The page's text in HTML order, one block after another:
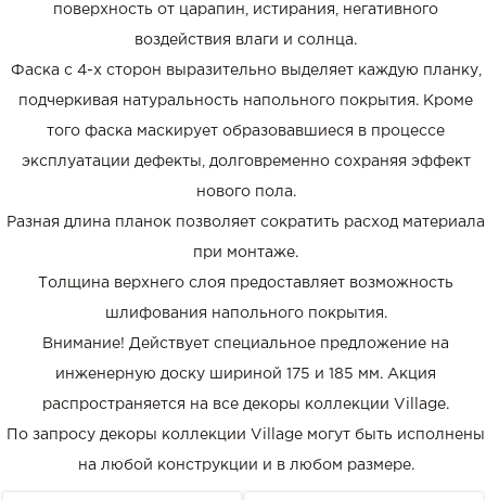
поверхность от царапин, истирания, негативного
воздействия влаги и солнца.
Фаска с 4-х сторон выразительно выделяет каждую планку,
подчеркивая натуральность напольного покрытия. Кроме
того фаска маскирует образовавшиеся в процессе
эксплуатации дефекты, долговременно сохраняя эффект
нового пола.
Разная длина планок позволяет сократить расход материала
при монтаже.
Толщина верхнего слоя предоставляет возможность
шлифования напольного покрытия.
Внимание! Действует специальное предложение на
инженерную доску шириной 175 и 185 мм. Акция
распространяется на все декоры коллекции Village.
По запросу декоры коллекции Village могут быть исполнены
на любой конструкции и в любом размере.